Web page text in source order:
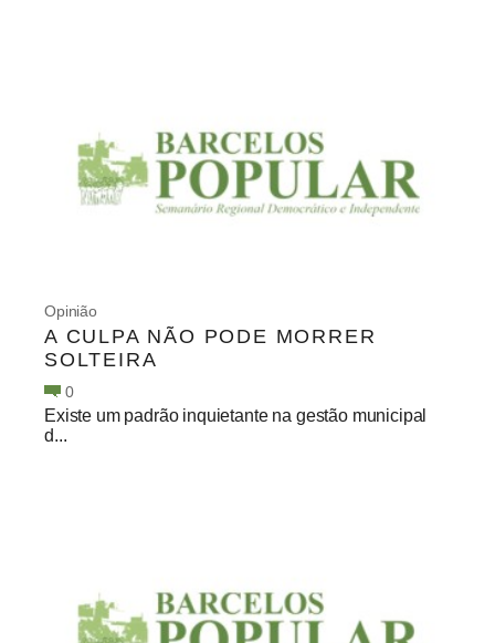
Opinião
A CULPA NÃO PODE MORRER
SOLTEIRA
0
Existe um padrão inquietante na gestão municipal
d...